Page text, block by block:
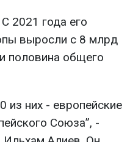
2021 года его
выросли с 8 млрд
половина общего
из них - европейские
Союза”, -